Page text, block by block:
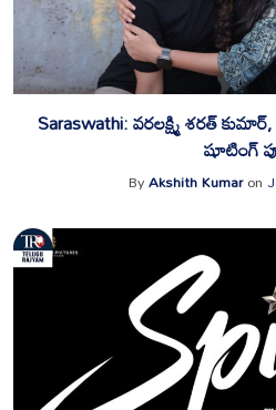
Saraswathi: వరలక్ష్మి శరత్
షూటింగ్
ByAkshith Kumaron